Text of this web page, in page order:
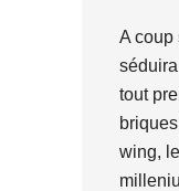
A coup
tout
wing,